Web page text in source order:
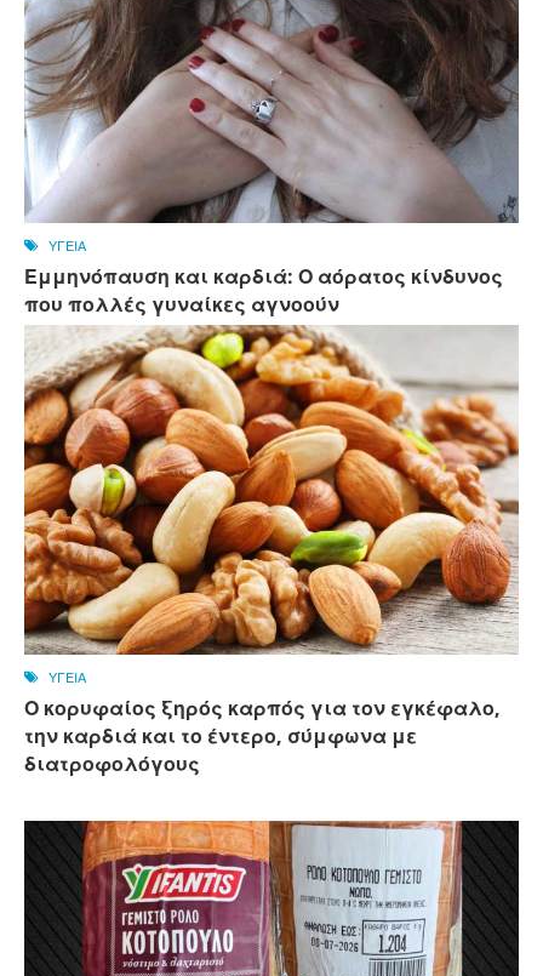
ΥΓΕΙΑ
Εμμηνόπαυση και καρδιά: Ο αόρατος κίνδυνος
που πολλές γυναίκες αγνοούν
ΥΓΕΙΑ
Ο κορυφαίος ξηρός καρπός για τον εγκέφαλο,
την καρδιά και το έντερο, σύμφωνα με
διατροφολόγους